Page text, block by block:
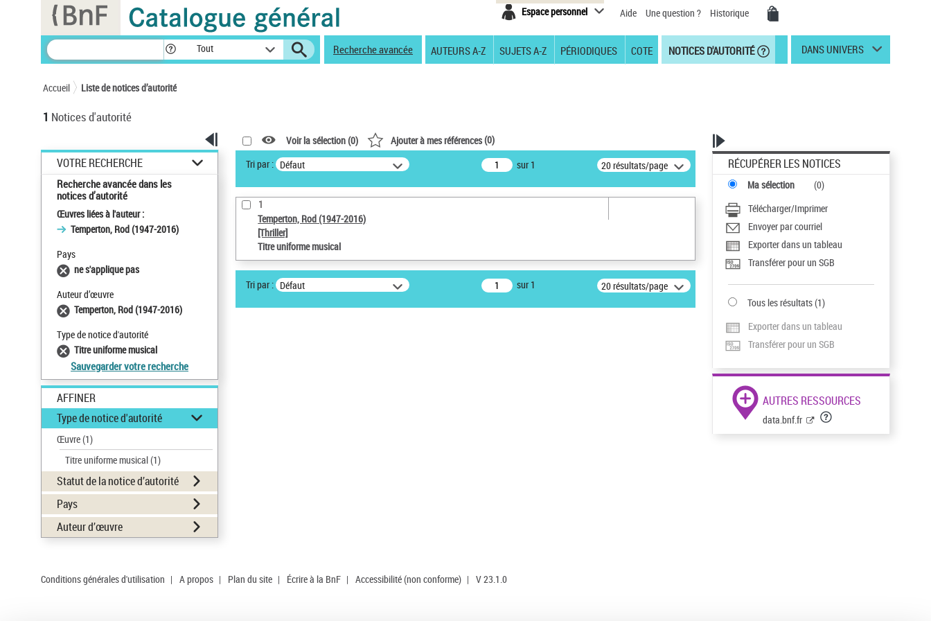
Espace personnel Aide Une question ? Historique
Tout Recherche avancée AUTEURS A-Z SUJETS A-Z PÉRIODIQUES COTE NOTICES D'AUTORITÉ DANS UNIVERS
Accueil Liste de notices d’autorité
1 Notices d'autorité
VOTRE RECHERCHE
Recherche avancée dans les
notices d’autorité
Œuvres liées à l'auteur :
Temperton, Rod (1947-2016)
Pays
ne s'applique pas
Auteur d’œuvre
Temperton, Rod (1947-2016)
Type de notice d'autorité
Titre uniforme musical
Sauvegarder votre recherche
AFFINER
Type de notice d'autorité
Œuvre(1)
Titre uniforme musical(1)
Statut de la notice d’autorité
Pays
Auteur d’œuvre
Voir la sélection (0) Ajouter à mes références(0)
Tri par : Défaut sur 1 20 résultats/page
1
Temperton, Rod (1947-2016)
[Thriller]
Titre uniforme musical
Tri par : Défaut sur 1 20 résultats/page
RÉCUPÉRER LES NOTICES
Ma sélection (0)
Télécharger/Imprimer
Envoyer par courriel
Exporter dans un tableau
Transférer pour un SGB
Tous les résultats(1)
Exporter dans un tableau
Transférer pour un SGB
AUTRES RESSOURCES
data.bnf.fr
Conditions générales d'utilisation | A propos | Plan du site | Écrire à la BnF | Accessibilité (non conforme) | V 23.1.0
Panneau de gestion des cookies